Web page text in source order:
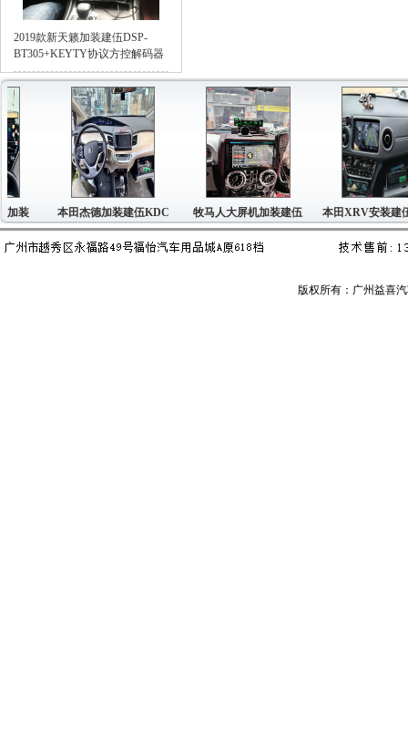
2019款新天籁加装建伍DSP-
BT305+KEYTY协议方控解码器
本田杰德加装建伍KDC 牧马人大屏机加装建伍 本田XRV安装建伍CD主
版权所有：广州益喜